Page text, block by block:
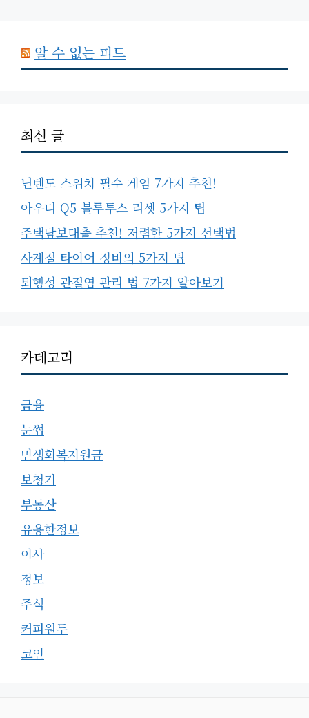
알 수 없는 피드
최신 글
닌텐도 스위치 필수 게임 7가지 추천!
아우디 Q5 블루투스 리셋 5가지 팁
주택담보대출 추천! 저렴한 5가지 선택법
사계절 타이어 정비의 5가지 팁
퇴행성 관절염 관리 법 7가지 알아보기
카테고리
금융
눈썹
민생회복지원금
보청기
부동산
유용한정보
이사
정보
주식
커피원두
코인